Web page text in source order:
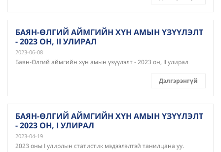
БАЯН-ӨЛГИЙ АЙМГИЙН ХҮН АМЫН ҮЗҮҮЛЭЛТ
- 2023 ОН, II УЛИРАЛ
2023-06-08
Баян-Өлгий аймгийн хүн амын үзүүлэлт - 2023 он, II улирал
Дэлгэрэнгүй
БАЯН-ӨЛГИЙ АЙМГИЙН ХҮН АМЫН ҮЗҮҮЛЭЛТ
- 2023 ОН, I УЛИРАЛ
2023-04-19
2023 оны I улирлын статистик мэдээлэлтэй танилцана уу.